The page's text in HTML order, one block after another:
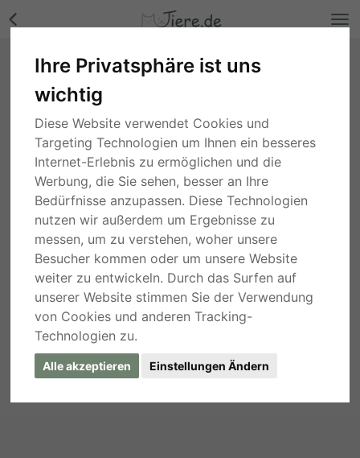
Ihre Privatsphäre ist uns
wichtig
Diese Website verwendet Cookies und
Targeting Technologien um Ihnen ein besseres
Internet-Erlebnis zu ermöglichen und die
Werbung, die Sie sehen, besser an Ihre
Bedürfnisse anzupassen. Diese Technologien
nutzen wir außerdem um Ergebnisse zu
messen, um zu verstehen, woher unsere
Besucher kommen oder um unsere Website
weiter zu entwickeln. Durch das Surfen auf
unserer Website stimmen Sie der Verwendung
von Cookies und anderen Tracking-
Technologien zu.
Alle akzeptieren Einstellungen Ändern
Aaron, Pinscher Mischling - Rüde Bilder
Hessen , vor 3 Monaten